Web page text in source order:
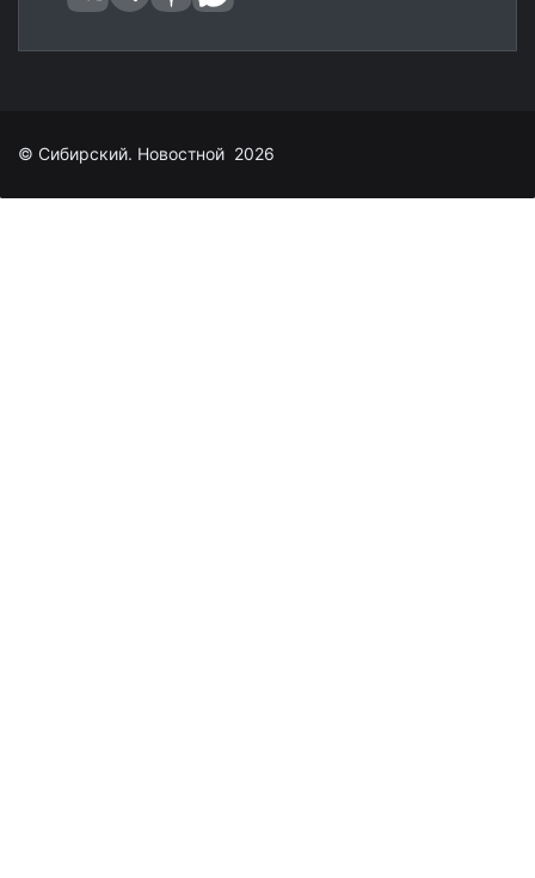
© Сибирский. Новостной 2026